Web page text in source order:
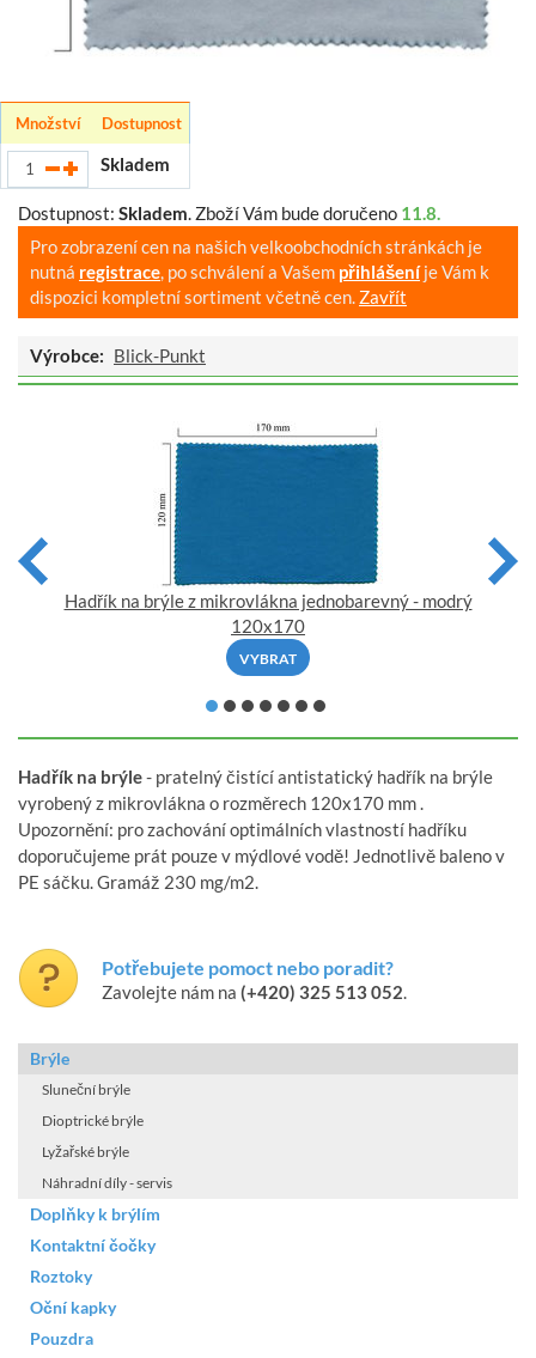
Množství Dostupnost
Skladem
Dostupnost: Skladem. Zboží Vám bude doručeno 11.8.
Pro zobrazení cen na našich velkoobchodních stránkách je
nutná registrace, po schválení a Vašem přihlášeníje Vám k
dispozici kompletní sortiment včetně cen. Zavřít
Výrobce: Blick-Punkt
Hadřík na brýle z mikrovlákna jednobarevný - modrý
120x170
VYBRAT
Hadřík na brýle- pratelný čistící antistatický hadřík na brýle
vyrobený z mikrovlákna o rozměrech 120x170 mm .
Upozornění: pro zachování optimálních vlastností hadříku
doporučujeme prát pouze v mýdlové vodě! Jednotlivě baleno v
PE sáčku. Gramáž 230 mg/m2.
Potřebujete pomoct nebo poradit?
Zavolejte nám na (+420) 325 513 052.
Brýle
Sluneční brýle
Dioptrické brýle
Lyžařské brýle
Náhradní díly - servis
Doplňky k brýlím
Kontaktní čočky
Roztoky
Oční kapky
Pouzdra